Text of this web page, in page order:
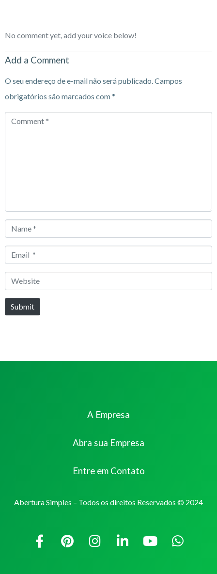
No comment yet, add your voice below!
Add a Comment
O seu endereço de e-mail não será publicado.Campos
obrigatórios são marcados com*
Comment
Name
Email
Website
Submit
A Empresa
Abra sua Empresa
Entre em Contato
Abertura Simples – Todos os direitos Reservados © 2024